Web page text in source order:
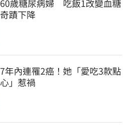
60歲糖尿病婦　吃飯1改變血糖
奇蹟下降
7年內連罹2癌！她「愛吃3款點
心」惹禍